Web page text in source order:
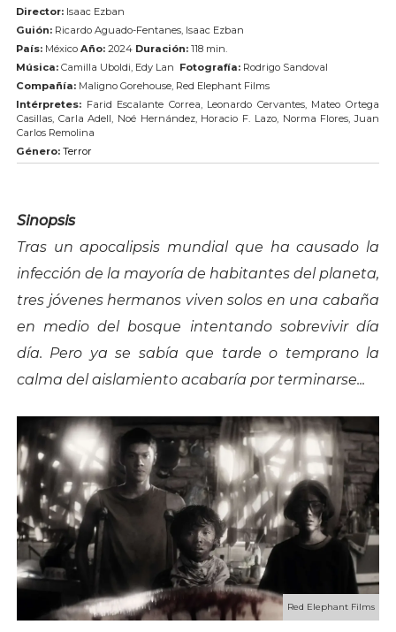
Director: Isaac Ezban
Guión: Ricardo Aguado-Fentanes, Isaac Ezban
País: MéxicoAño: 2024Duración: 118 min.
Música: Camilla Uboldi, Edy Lan Fotografía: Rodrigo Sandoval
Compañía: Maligno Gorehouse, Red Elephant Films
Intérpretes: Farid Escalante Correa, Leonardo Cervantes, Mateo Ortega
Casillas, Carla Adell, Noé Hernández, Horacio F. Lazo, Norma Flores, Juan
Carlos Remolina
Género: Terror
Sinopsis
Tras un apocalipsis mundial que ha causado la
infección de la mayoría de habitantes del planeta,
tres jóvenes hermanos viven solos en una cabaña
en medio del bosque intentando sobrevivir día
día. Pero ya se sabía que tarde o temprano la
calma del aislamiento acabaría por terminarse...
Red Elephant Films